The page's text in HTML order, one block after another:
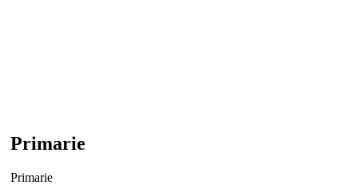
Primarie
Primarie